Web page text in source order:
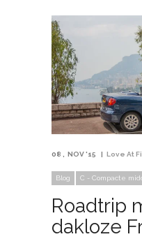
08 NOV '15 Love At
Blog C - Compacte
Roadtrip
dakloze